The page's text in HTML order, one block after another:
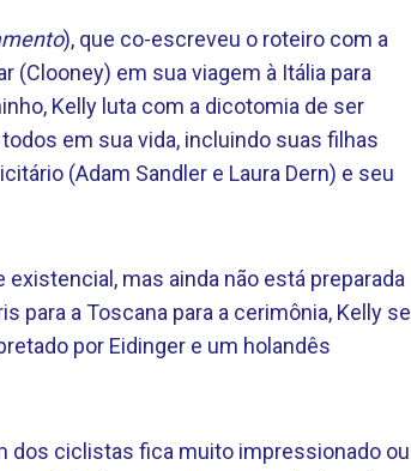
), que co-escreveu o roteiro com a
(Clooney) em sua viagem à Itália para
Kelly luta com a dicotomia de ser
em sua vida, incluindo suas filhas
(Adam Sandler e Laura Dern) e seu
mas ainda não está preparada
para a Toscana para a cerimônia, Kelly se
por Eidinger e um holandês
dos ciclistas fica muito impressionado ou